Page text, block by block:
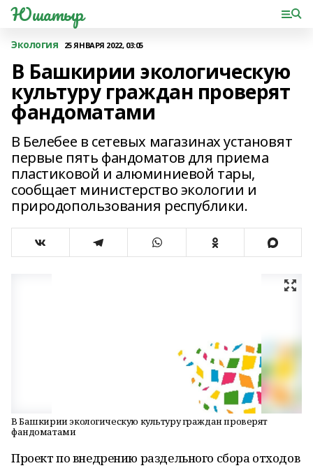
Юшатыр
Экология 25 ЯНВАРЯ 2022, 03:05
В Башкирии экологическую
культуру граждан проверят
фандоматами
В Белебее в сетевых магазинах установят
первые пять фандоматов для приема
пластиковой и алюминиевой тары,
сообщает министерство экологии и
природопользования республики.
В Башкирии экологическую культуру граждан проверят
фандоматами
Проект по внедрению раздельного сбора отходов